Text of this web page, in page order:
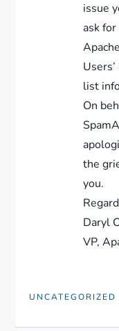
issue
ask
list
On
the
you.
Daryl
VP,
UNCATEGORIZED